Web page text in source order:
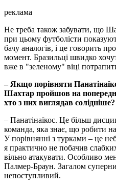
реклама
Не треба також забувати, що
при цьому футболісти
бачу аналогів, і це говорить
момент. Бразильці швидко
вже в "зеленому" віці
– Якщо порівняти
Шахтар пройшов на
хто з них виглядав солідніше?
– Панатінаїкос. Це більш
команда, яка знає, що робити
У порівнянні з турками – це
я практично не побачив
вільно атакувати. Особливо
Палмер-Браун. Загалом
непоступливий.